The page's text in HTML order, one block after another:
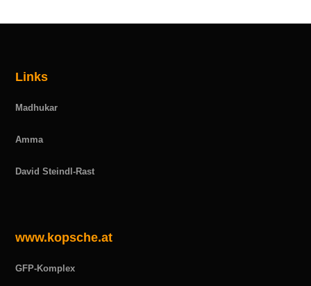
Links
Madhukar
Amma
David Steindl-Rast
www.kopsche.at
GFP-Komplex